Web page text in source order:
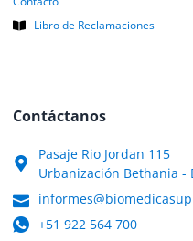
Libro de Reclamaciones
Contáctanos
Pasaje Rio Jordan 115
Urbanización Bethania -
+51 922 564 700